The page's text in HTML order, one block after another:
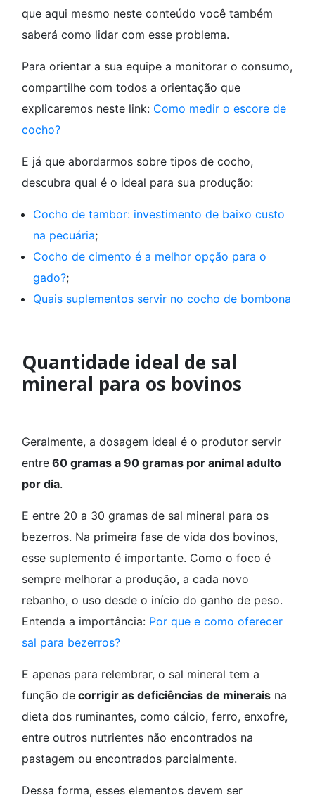
que aqui mesmo neste conteúdo você também
saberá como lidar com esse problema.
Para orientar a sua equipe a monitorar o consumo,
compartilhe com todos a orientação que
explicaremos neste link: Como medir o escore de
cocho?
E já que abordarmos sobre tipos de cocho,
descubra qual é o ideal para sua produção:
Cocho de tambor: investimento de baixo custo
na pecuária;
Cocho de cimento é a melhor opção para o
gado?;
Quais suplementos servir no cocho de bombona
Quantidade ideal de sal
mineral para os bovinos
Geralmente, a dosagem ideal é o produtor servir
entre 60 gramas a 90 gramas por animal adulto
por dia.
E entre 20 a 30 gramas de sal mineral para os
bezerros. Na primeira fase de vida dos bovinos,
esse suplemento é importante. Como o foco é
sempre melhorar a produção, a cada novo
rebanho, o uso desde o início do ganho de peso.
Entenda a importância: Por que e como oferecer
sal para bezerros?
E apenas para relembrar, o sal mineral tem a
função de corrigir as deficiências de minerais na
dieta dos ruminantes, como cálcio, ferro, enxofre,
entre outros nutrientes não encontrados na
pastagem ou encontrados parcialmente.
Dessa forma, esses elementos devem ser